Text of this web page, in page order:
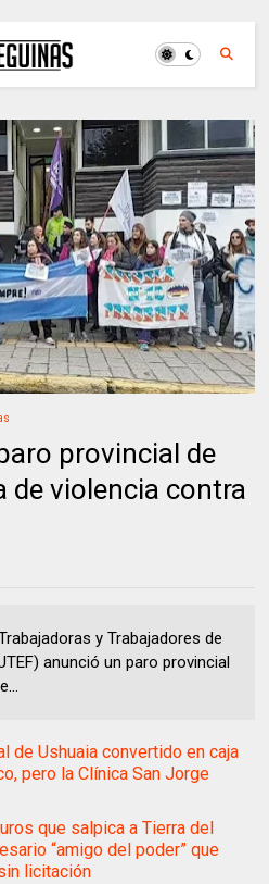
provincial de
de violencia contra
y Trabajadores de
anunció un paro provincial
de Ushuaia convertido en caja
pero la Clínica San Jorge
que salpica a Tierra del
“amigo del poder” que
licitación